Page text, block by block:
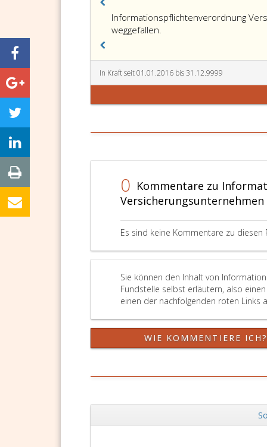
Informationspflichtenverordnung
weggefallen.
In Kraft seit 01.01.2016 bis 31.12.9999
0 Kommentare zu
Versicherungsunternehmen
Es sind keine Kommentare zu diesen
Sie können den Inhalt von
Fundstelle selbst erläutern, also
einen der nachfolgenden roten Links
WIE KOMMENTIERE ICH?